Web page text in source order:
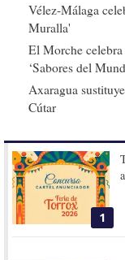
Vélez-Málaga
Muralla'
El Morche celebra
‘Sabores del
Axaragua
Cútar
1